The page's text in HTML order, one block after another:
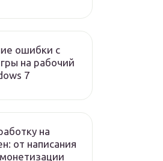
ошибки с
на рабочий
7
на
от написания